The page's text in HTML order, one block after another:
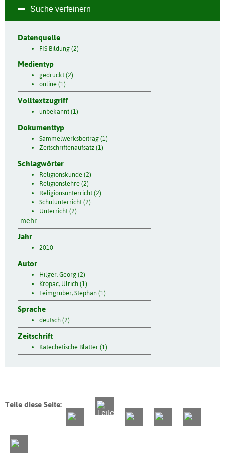
Suche verfeinern
Datenquelle
FIS Bildung (2)
Medientyp
gedruckt (2)
online (1)
Volltextzugriff
unbekannt (1)
Dokumenttyp
Sammelwerksbeitrag (1)
Zeitschriftenaufsatz (1)
Schlagwörter
Religionskunde (2)
Religionslehre (2)
Religionsunterricht (2)
Schulunterricht (2)
Unterricht (2)
mehr...
Jahr
2010
Autor
Hilger, Georg (2)
Kropac, Ulrich (1)
Leimgruber, Stephan (1)
Sprache
deutsch (2)
Zeitschrift
Katechetische Blätter (1)
Teile diese Seite: